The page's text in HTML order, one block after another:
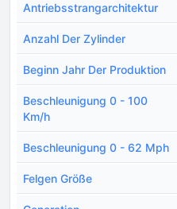
Antriebsstrangarchitektur
Anzahl Der Zylinder
Beginn Jahr Der Produktion
Beschleunigung 0 - 100
Km/h
Beschleunigung 0 - 62 Mph
Felgen Größe